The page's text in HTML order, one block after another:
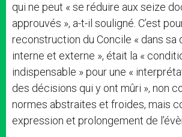
qui ne peut « se réduire aux seize
approuvés », a-t-il souligné. C’est
reconstruction du Concile « dans sa
interne et externe », était la «
indispensable » pour une «
des décisions qui y ont mûri », non
normes abstraites et froides, mais
expression et prolongement de